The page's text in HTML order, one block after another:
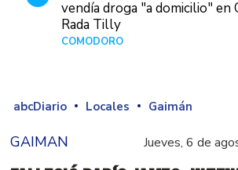
vendía droga "a domicilio" en
Rada Tilly
COMODORO
abcDiario Locales Gaimán
GAIMAN Jueves, 6 de